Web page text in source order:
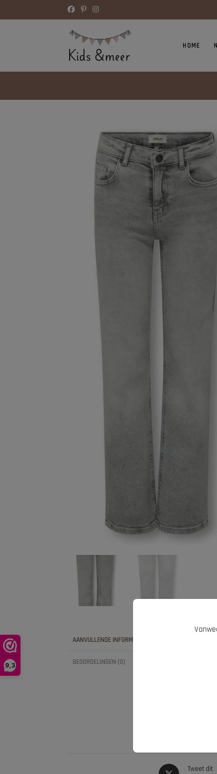
9,3
HOME
AANVULLENDE INFORMATIE
BEOORDELINGEN (0)
Tweet dit